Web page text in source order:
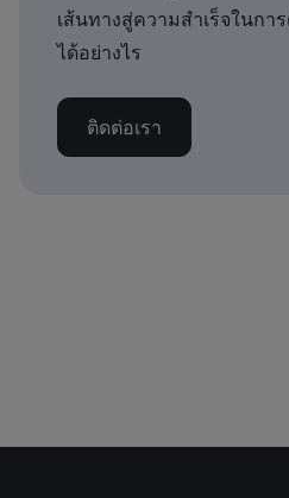
เส้นทางสู่ความสำเร็จในกา
ได้อย่างไร
ติดต่อเรา